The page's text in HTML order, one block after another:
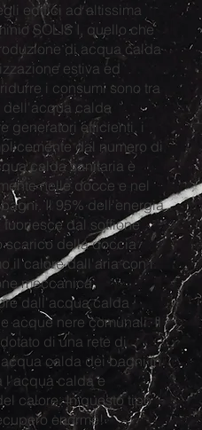
edifici ad altissima
SOLIS I, quello che
di acqua calda
estiva ed
i consumi sono tra
dell'acqua calda
generatori efficienti, i
dal numero di
calda sanitaria è
nelle docce e nel
Il 95% dell'energia
dal soffione
scarico della doccia
il calore dall'aria con i
meccanica,
dall'acqua calda
acque nere comunali. Il
di una rete di
calda dei bagni in
l'acqua calda e
calore. In questo tipo
enorme!